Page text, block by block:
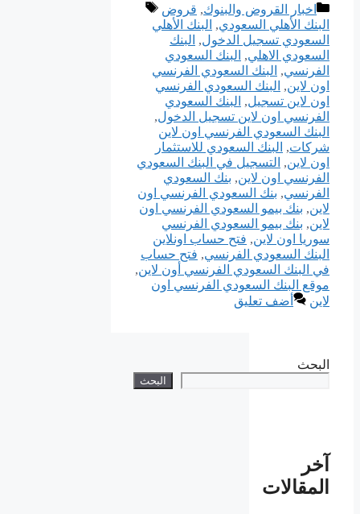
التصنيفات
اخبار القروض والبنوك, قروض
الوسوم
البنك الأهلي السعودي, البنك الأهلي
السعودي تسجيل الدخول, البنك
السعودي الاهلي, البنك السعودي
الفرنسي, البنك السعودي الفرنسي
اون لاين, البنك السعودي الفرنسي
اون لاين تسجيل, البنك السعودي
الفرنسي اون لاين تسجيل الدخول,
البنك السعودي الفرنسي اون لاين
شركات, البنك السعودي للاستثمار
اون لاين, التسجيل في البنك السعودي
الفرنسي اون لاين, بنك السعودي
الفرنسي, بنك السعودي الفرنسي اون
لاين, بنك بيمو السعودي الفرنسي اون
لاين, بنك بيمو السعودي الفرنسي
سوريا اون لاين, فتح حساب اونلاين
البنك السعودي الفرنسي, فتح حساب
في البنك السعودي الفرنسي أون لاين,
موقع البنك السعودي الفرنسي اون
لاين
أضف تعليق
البحث
البحث
آخر
المقالات